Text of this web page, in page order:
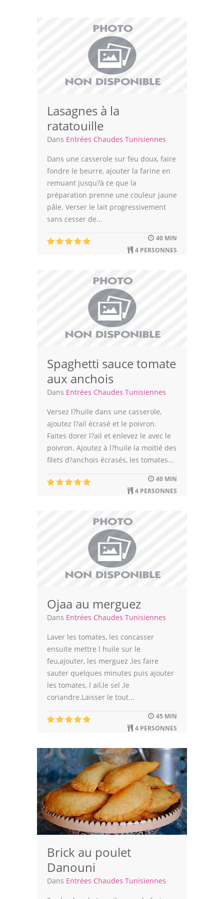
Cuisines Orientales
Pâtisseries Orientales
Recettes marocaine
Cuisine Tunisienne
Cuisine Juive
Cuisine Libanaise
Articles
Actualités
Astuces de cuisine
Leçons de cuisine
Lasagnes à la
ratatouille
Dans Entrées Chaudes Tunisiennes
Dans une casserole sur feu doux, faire
fondre le beurre, ajouter la farine en
remuant jusqu?à ce que la
préparation prenne une couleur jaune
pâle. Verser le lait progressivement
sans cesser de...
40 MIN
4 PERSONNES
Spaghetti sauce tomate
aux anchois
Dans Entrées Chaudes Tunisiennes
Versez l?huile dans une casserole,
ajoutez l?ail écrasé et le poivron.
Faites dorer l?ail et enlevez le avec le
poivron. Ajoutez à l?huile la moitié des
filets d?anchois écrasés, les tomates...
40 MIN
4 PERSONNES
Ojaa au merguez
Dans Entrées Chaudes Tunisiennes
Laver les tomates, les concasser
ensuite mettre l huile sur le
feu,ajouter, les merguez ,les faire
sauter quelques minutes puis ajouter
les tomates, l ail,le sel ,le
coriandre.Laisser le tout...
45 MIN
4 PERSONNES
Brick au poulet
Danouni
Dans Entrées Chaudes Tunisiennes